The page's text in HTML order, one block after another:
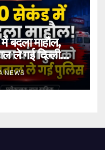
माहौल,
ले गई दिल्ली
NEWS